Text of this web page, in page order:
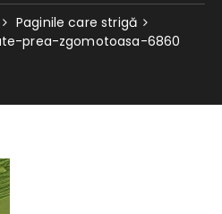
Paginile care strigă
prea-zgomotoasa-6860